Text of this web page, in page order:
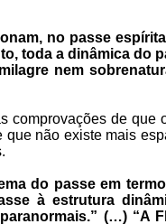
no passe
toda a dinâmica do
nem
comprovações de
que não existe mais
do passe em
à estrutura
(…) “A